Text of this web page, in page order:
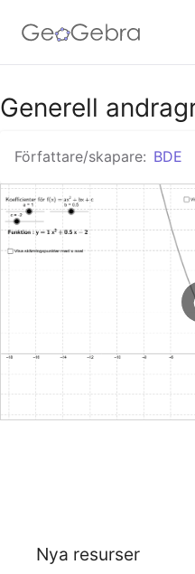
Google Classroom -
GeoGebra Classroom -
Generell
Författare/skapare: BDE
Nya resurser